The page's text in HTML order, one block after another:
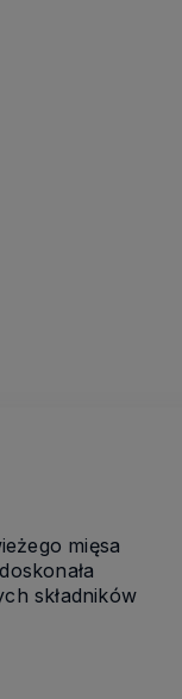
mięsa
składników